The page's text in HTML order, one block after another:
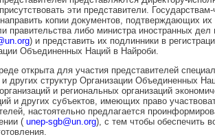
эти представители.
копии документов, подтверждающих
правительства либо министра иностранных дел
) и представить их подлинники в
Объединенных Наций в Найроби.
открыта для участия представителей
других структур Организации Объединенных
и региональных организаций
и других субъектов, имеющих право
настоятельно предлагается
( unep-sgb@un.org), с тем чтобы обеспечить